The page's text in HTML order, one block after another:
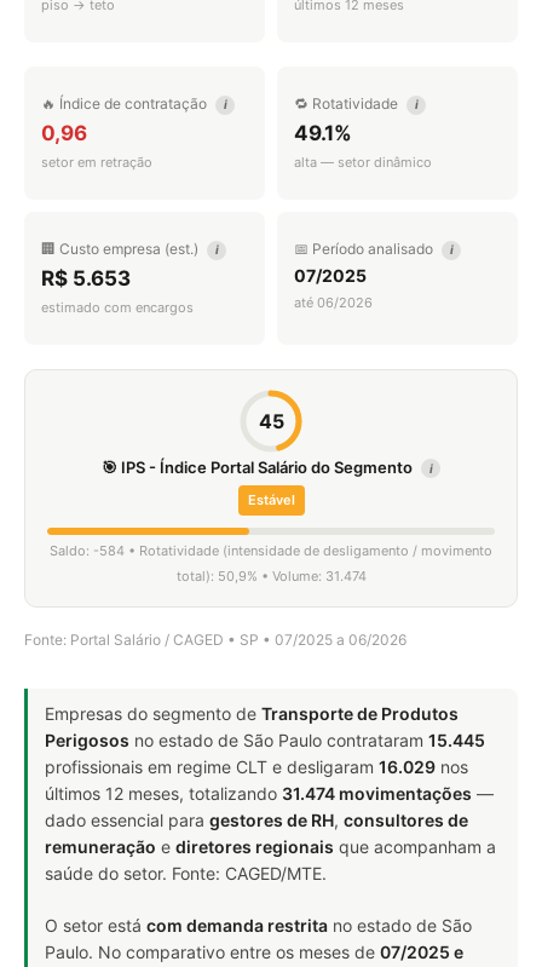
piso → teto últimos 12 meses
🔥 Índice de contratação i
0,96
setor em retração
🔁 Rotatividade i
49.1%
alta — setor dinâmico
🏢 Custo empresa (est.) i
R$ 5.653
estimado com encargos
📅 Período analisado i
07/2025
até 06/2026
45
🎯 IPS - Índice Portal Salário do Segmento i
Estável
Saldo: -584 • Rotatividade (intensidade de desligamento / movimento
total): 50,9% • Volume: 31.474
Fonte: Portal Salário / CAGED • SP • 07/2025 a 06/2026
Empresas do segmento de Transporte de Produtos
Perigosos no estado de São Paulo contrataram 15.445
profissionais em regime CLT e desligaram 16.029 nos
últimos 12 meses, totalizando 31.474 movimentações —
dado essencial para gestores de RH, consultores de
remuneração e diretores regionais que acompanham a
saúde do setor. Fonte: CAGED/MTE.
O setor está com demanda restrita no estado de São
Paulo. No comparativo entre os meses de 07/2025 e